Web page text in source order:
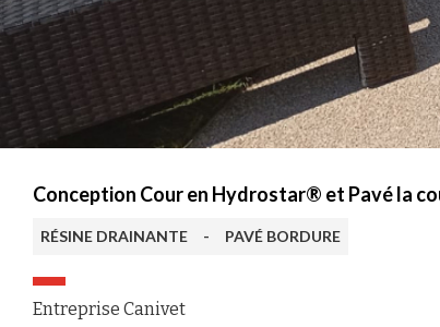
Conception Cour en Hydrostar® et Pavé la
RÉSINE DRAINANTE - PAVÉ BORDURE
Entreprise Canivet